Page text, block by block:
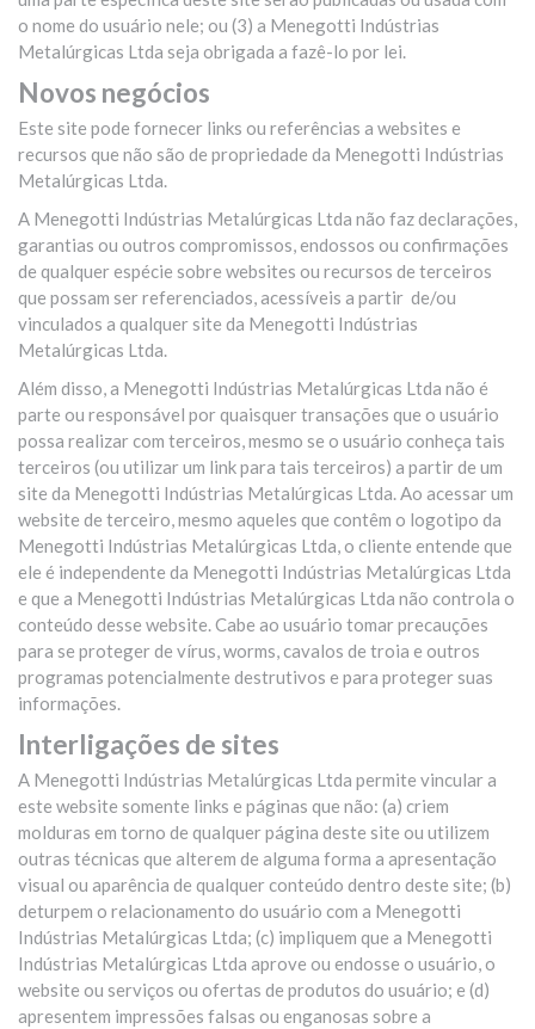
o nome do usuário nele; ou (3) a Menegotti Indústrias
Metalúrgicas Ltda seja obrigada a fazê-lo por lei.
Novos negócios
Este site pode fornecer links ou referências a websites e
recursos que não são de propriedade da Menegotti Indústrias
Metalúrgicas Ltda.
A Menegotti Indústrias Metalúrgicas Ltda não faz declarações,
garantias ou outros compromissos, endossos ou confirmações
de qualquer espécie sobre websites ou recursos de terceiros
que possam ser referenciados, acessíveis a partir de/ou
vinculados a qualquer site da Menegotti Indústrias
Metalúrgicas Ltda.
Além disso, a Menegotti Indústrias Metalúrgicas Ltda não é
parte ou responsável por quaisquer transações que o usuário
possa realizar com terceiros, mesmo se o usuário conheça tais
terceiros (ou utilizar um link para tais terceiros) a partir de um
site da Menegotti Indústrias Metalúrgicas Ltda. Ao acessar um
website de terceiro, mesmo aqueles que contêm o logotipo da
Menegotti Indústrias Metalúrgicas Ltda, o cliente entende que
ele é independente da Menegotti Indústrias Metalúrgicas Ltda
e que a Menegotti Indústrias Metalúrgicas Ltda não controla o
conteúdo desse website. Cabe ao usuário tomar precauções
para se proteger de vírus, worms, cavalos de troia e outros
programas potencialmente destrutivos e para proteger suas
informações.
Interligações de sites
A Menegotti Indústrias Metalúrgicas Ltda permite vincular a
este website somente links e páginas que não: (a) criem
molduras em torno de qualquer página deste site ou utilizem
outras técnicas que alterem de alguma forma a apresentação
visual ou aparência de qualquer conteúdo dentro deste site; (b)
deturpem o relacionamento do usuário com a Menegotti
Indústrias Metalúrgicas Ltda; (c) impliquem que a Menegotti
Indústrias Metalúrgicas Ltda aprove ou endosse o usuário, o
website ou serviços ou ofertas de produtos do usuário; e (d)
apresentem impressões falsas ou enganosas sobre a